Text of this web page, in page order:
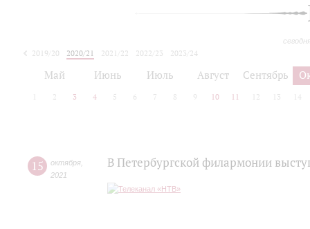
2019/20 2020/21 2021/22 2022/23
2023/24
Май Июнь Июль Август Сентябрь
2 3 4 5 6 7 8 9 10 11 12 13 14
15 октября
2021
В Петербургской филармонии